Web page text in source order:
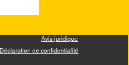
Avis juridique
Déclaration de confidentialité